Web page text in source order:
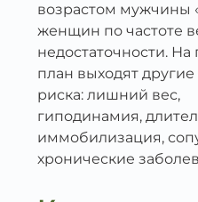
возрастом мужчины
женщин по частоте
недостаточности.
план выходят
риска: лишний вес,
гиподинамия,
иммобилизация,
хронические